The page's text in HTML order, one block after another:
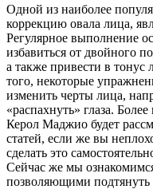
Одной из наиболее
коррекцию овала лица,
Регулярное выполнение
избавиться от двойного
а также привести в
того, некоторые
изменить черты лица,
«распахнуть» глаза.
Керол Маджио будет
статей, если же вы
сделать это
Сейчас же мы
позволяющими подтянуть